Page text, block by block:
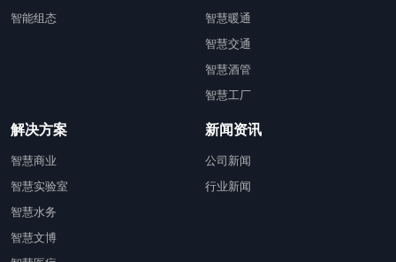
智能组态
智慧暖通
智慧交通
智慧酒管
智慧工厂
解决方案
智慧商业
智慧实验室
智慧水务
智慧文博
新闻资讯
公司新闻
行业新闻